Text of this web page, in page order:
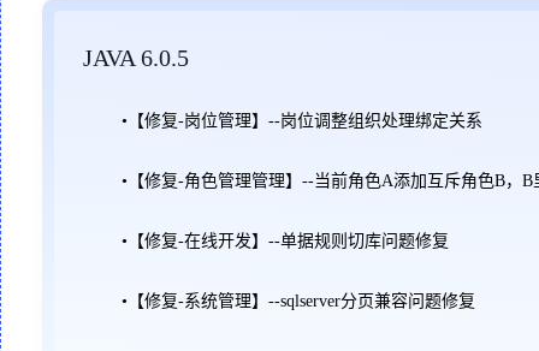
JAVA 6.0.5
•【修复-岗位管理】--岗位调整组织处理绑定关系
•【修复-角色管理管理】--当前角色A添加互斥角色B，
•【修复-在线开发】--单据规则切库问题修复
•【修复-系统管理】--sqlserver分页兼容问题修复